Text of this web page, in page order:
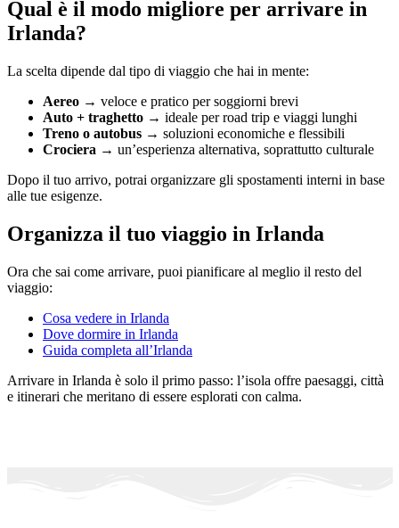
Qual è il modo migliore per arrivare in
Irlanda?
La scelta dipende dal tipo di viaggio che hai in mente:
Aereo → veloce e pratico per soggiorni brevi
Auto + traghetto → ideale per road trip e viaggi lunghi
Treno o autobus → soluzioni economiche e flessibili
Crociera → un’esperienza alternativa, soprattutto culturale
Dopo il tuo arrivo, potrai organizzare gli spostamenti interni in base
alle tue esigenze.
Organizza il tuo viaggio in Irlanda
Ora che sai come arrivare, puoi pianificare al meglio il resto del
viaggio:
Cosa vedere in Irlanda
Dove dormire in Irlanda
Guida completa all’Irlanda
Arrivare in Irlanda è solo il primo passo: l’isola offre paesaggi, città
e itinerari che meritano di essere esplorati con calma.